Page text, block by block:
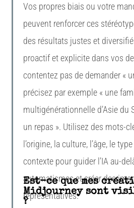
Vos propres biais ou votre
peuvent renforcer ces
des résultats justes et
proactif et explicite dans vos
contentez pas de demander «
précisez par exemple « une
multigénérationnelle d’Asie du
un repas ». Utilisez des mots-
l’origine, la culture, l’âge, le
contexte pour guider l’IA au-
automatismes et créer des
représentatives.
Est-ce que mes
Midjourney sont
?